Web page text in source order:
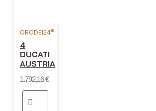
ORODEI24®
4
DUCATI
AUSTRIA
1.792,16 €